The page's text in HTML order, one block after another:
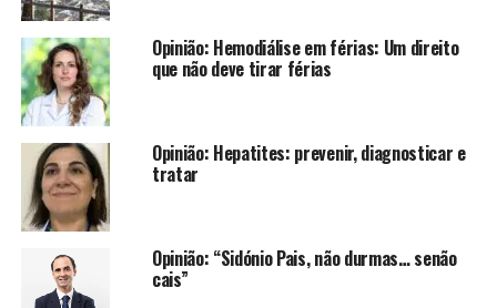
Opinião: Hemodiálise em férias: Um direito
que não deve tirar férias
Opinião: Hepatites: prevenir, diagnosticar e
tratar
Opinião: “Sidónio Pais, não durmas… senão
cais”